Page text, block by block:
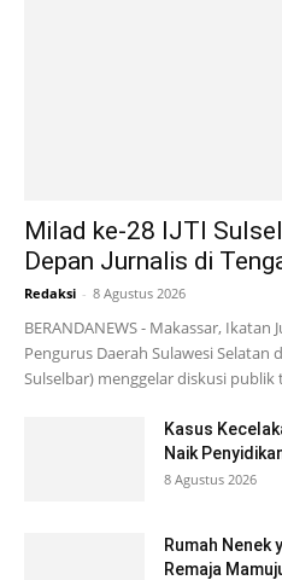
Milad ke-28 IJTI
Depan Jurnalis di
Redaksi - 8 Agustus 2026
BERANDANEWS - Makassar, Ikatan
Pengurus Daerah Sulawesi Selatan
Sulselbar) menggelar diskusi
Kasus
Naik
8 Agustus 2026
Rumah Nenek
Remaja